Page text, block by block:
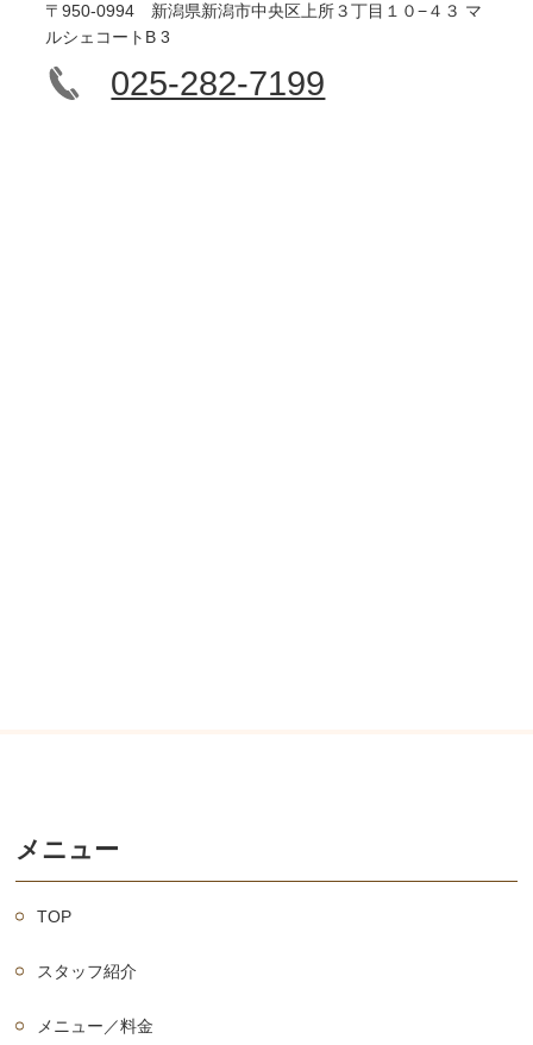
〒950-0994 新潟県新潟市中央区上所３丁目１０−４３ マ
ルシェコートB 3
025-282-7199
メニュー
TOP
スタッフ紹介
メニュー／料金